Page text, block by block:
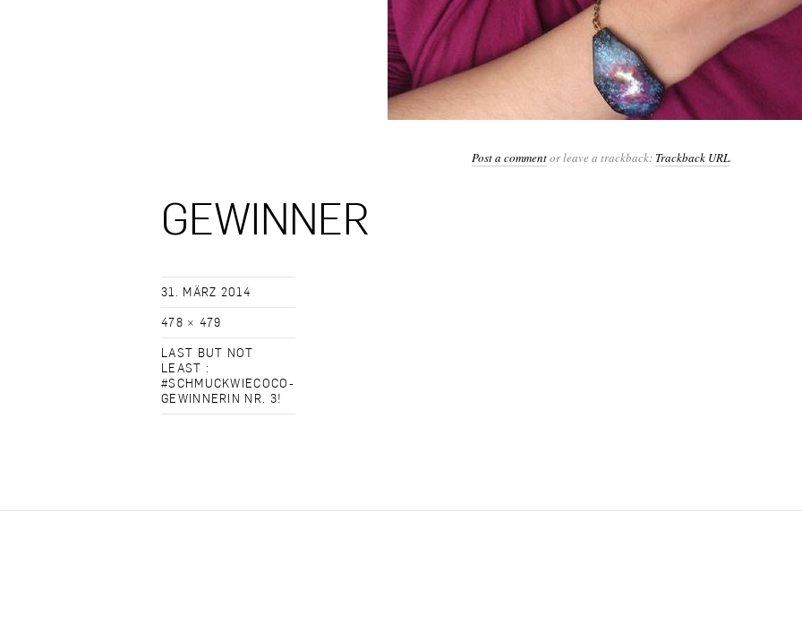
Post a commentor leave a trackback: Trackback URL.
GEWINNER
31. MÄRZ 2014
478 × 479
LAST BUT NOT
LEAST :
#SCHMUCKWIECOCO-
GEWINNERIN NR. 3!